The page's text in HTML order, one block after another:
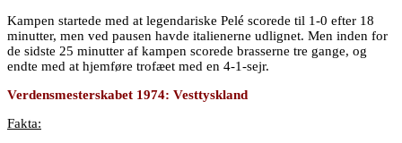
Kampen startede med at legendariske Pelé scorede til 1-0 efter 18
minutter, men ved pausen havde italienerne udlignet. Men inden for
de sidste 25 minutter af kampen scorede brasserne tre gange, og
endte med at hjemføre trofæet med en 4-1-sejr.
Verdensmesterskabet 1974: Vesttyskland
Fakta: